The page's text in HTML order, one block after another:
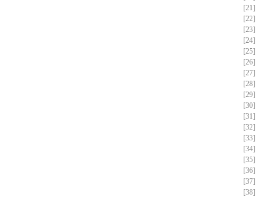
[21]
[22]
[23]
[24]
[25]
[26]
[27]
[28]
[29]
[30]
[31]
[32]
[33]
[34]
[35]
[36]
[37]
[38]